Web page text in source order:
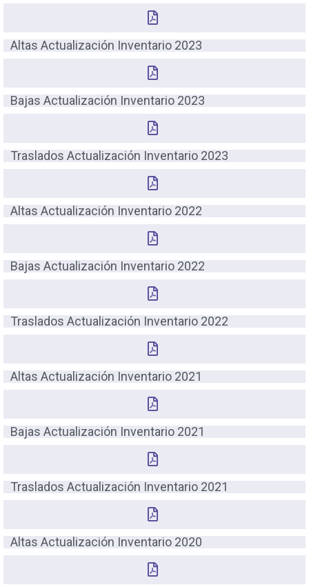
Altas Actualización Inventario 2023
Bajas Actualización Inventario 2023
Traslados Actualización Inventario 2023
Altas Actualización Inventario 2022
Bajas Actualización Inventario 2022
Traslados Actualización Inventario 2022
Altas Actualización Inventario 2021
Bajas Actualización Inventario 2021
Traslados Actualización Inventario 2021
Altas Actualización Inventario 2020